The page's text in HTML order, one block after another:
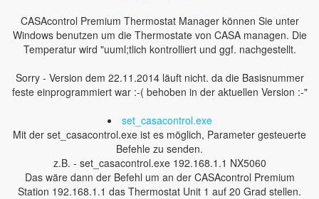
CASAcontrol Premium Thermostat Manager können Sie unter
Windows benutzen um die Thermostate von CASA managen. Die
Temperatur wird "uuml;tlich kontrolliert und ggf. nachgestellt.
Sorry - Version dem 22.11.2014 läuft nicht. da die Basisnummer
feste einprogrammiert war :-( behoben in der aktuellen Version :-"
set_casacontrol.exe
Mit der set_casacontrol.exe ist es möglich, Parameter gesteuerte
Befehle zu senden.
z.B. - set_casacontrol.exe 192.168.1.1 NX5060
Das wäre dann der Befehl um an der CASAcontrol Premium
Station 192.168.1.1 das Thermostat Unit 1 auf 20 Grad stellen.